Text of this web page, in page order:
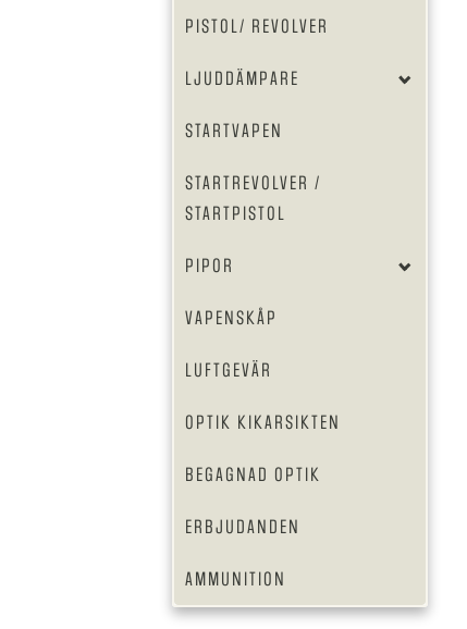
PISTOL/ REVOLVER
LJUDDÄMPARE
STARTVAPEN
STARTREVOLVER /
STARTPISTOL
PIPOR
VAPENSKÅP
LUFTGEVÄR
OPTIK KIKARSIKTEN
BEGAGNAD OPTIK
ERBJUDANDEN
AMMUNITION